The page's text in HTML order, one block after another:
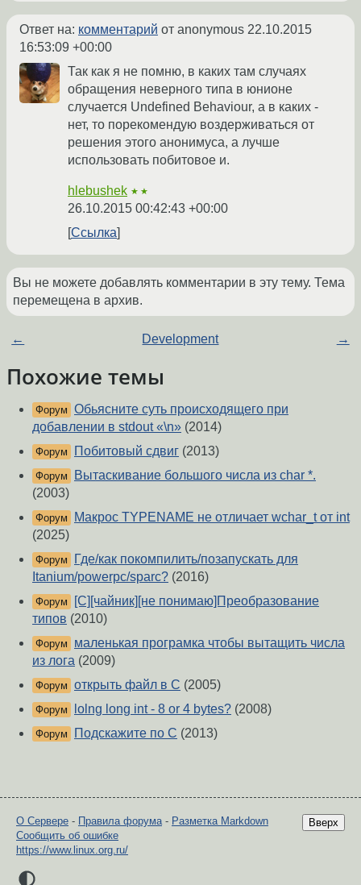
Ответ на: комментарий от anonymous 22.10.2015
16:53:09 +00:00
Так как я не помню, в каких там случаях
обращения неверного типа в юнионе
случается Undefined Behaviour, а в каких -
нет, то порекомендую воздерживаться от
решения этого анонимуса, а лучше
использовать побитовое и.
hlebushek ★★
26.10.2015 00:42:43 +00:00
Ссылка
Вы не можете добавлять комментарии в эту тему. Тема
перемещена в архив.
← Development →
Похожие темы
Форум Обьясните суть происходящего при
добавлении в stdout «\n» (2014)
Форум Побитовый сдвиг (2013)
Форум
Вытаскивание большого числа из char *.
(2003)
Форум
Макрос TYPENAME не отличает wchar_t от int
(2025)
Форум
Где/как покомпилить/позапускать для
Itanium/powerpc/sparc? (2016)
Форум
[C][чайник][не понимаю]Преобразование
типов (2010)
Форум
маленькая програмка чтобы вытащить числа
из лога (2009)
Форум открыть файл в C (2005)
Форум lolng long int - 8 or 4 bytes? (2008)
Форум Подскажите по С (2013)
Вверх
О Сервере - Правила форума- Разметка Markdown
Сообщить об ошибке
https://www.linux.org.ru/